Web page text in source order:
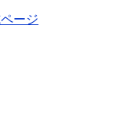
ージ